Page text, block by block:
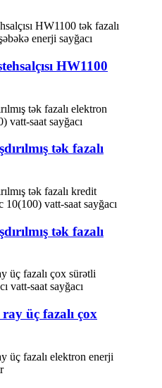
HW1100
tək fazalı
tək fazalı
üç fazalı çox